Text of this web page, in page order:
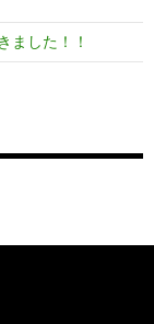
ました！！